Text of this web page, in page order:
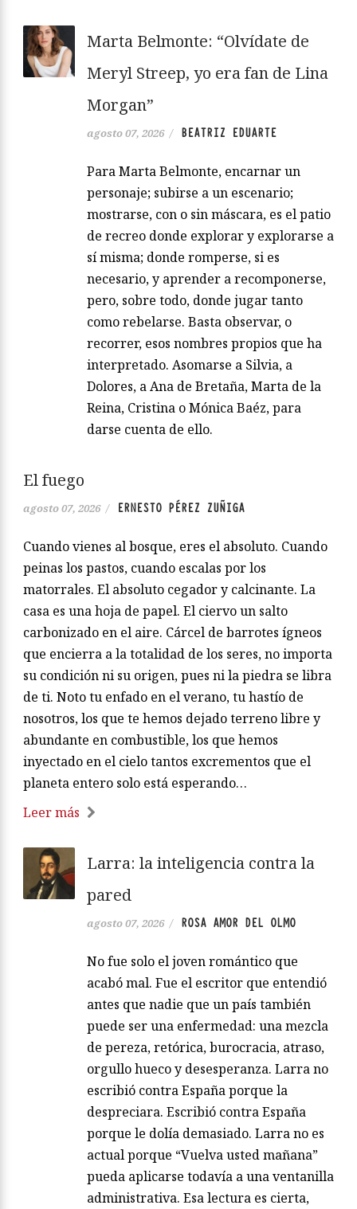
Marta Belmonte: “Olvídate de
Meryl Streep, yo era fan de Lina
Morgan”
agosto 07, 2026 / BEATRIZ EDUARTE
Para Marta Belmonte, encarnar un
personaje; subirse a un escenario;
mostrarse, con o sin máscara, es el patio
de recreo donde explorar y explorarse a
sí misma; donde romperse, si es
necesario, y aprender a recomponerse,
pero, sobre todo, donde jugar tanto
como rebelarse. Basta observar, o
recorrer, esos nombres propios que ha
interpretado. Asomarse a Silvia, a
Dolores, a Ana de Bretaña, Marta de la
Reina, Cristina o Mónica Baéz, para
darse cuenta de ello.
El fuego
agosto 07, 2026 / ERNESTO PÉREZ ZUÑIGA
Cuando vienes al bosque, eres el absoluto. Cuando
peinas los pastos, cuando escalas por los
matorrales. El absoluto cegador y calcinante. La
casa es una hoja de papel. El ciervo un salto
carbonizado en el aire. Cárcel de barrotes ígneos
que encierra a la totalidad de los seres, no importa
su condición ni su origen, pues ni la piedra se libra
de ti. Noto tu enfado en el verano, tu hastío de
nosotros, los que te hemos dejado terreno libre y
abundante en combustible, los que hemos
inyectado en el cielo tantos excrementos que el
planeta entero solo está esperando…
Leer más
Larra: la inteligencia contra la
pared
agosto 07, 2026 / ROSA AMOR DEL OLMO
No fue solo el joven romántico que
acabó mal. Fue el escritor que entendió
antes que nadie que un país también
puede ser una enfermedad: una mezcla
de pereza, retórica, burocracia, atraso,
orgullo hueco y desesperanza. Larra no
escribió contra España porque la
despreciara. Escribió contra España
porque le dolía demasiado. Larra no es
actual porque “Vuelva usted mañana”
pueda aplicarse todavía a una ventanilla
administrativa. Esa lectura es cierta,